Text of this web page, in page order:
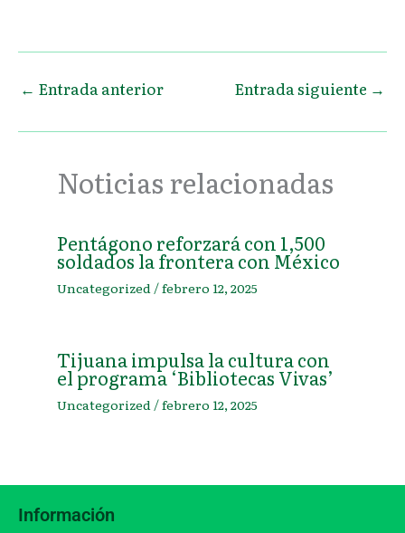
← Entrada anterior Entrada siguiente →
Noticias relacionadas
Pentágono reforzará con 1,500
soldados la frontera con México
Uncategorized /febrero 12, 2025
Tijuana impulsa la cultura con
el programa ‘Bibliotecas Vivas’
Uncategorized /febrero 12, 2025
Información